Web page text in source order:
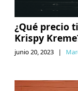
¿Qué precio
Krispy
junio 20, 2023 |